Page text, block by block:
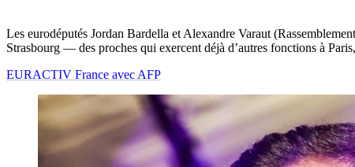
Les eurodéputés Jordan Bardella et Alexandre Varaut
Strasbourg — des proches qui exercent déjà d’autres fonctions à
EURACTIV France avec AFP